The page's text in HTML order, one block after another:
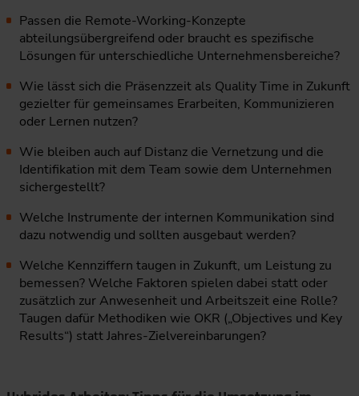
Passen die Remote-Working-Konzepte
abteilungsübergreifend oder braucht es spezifische
Lösungen für unterschiedliche Unternehmensbereiche?
Wie lässt sich die Präsenzzeit als Quality Time in Zukunft
gezielter für gemeinsames Erarbeiten, Kommunizieren
oder Lernen nutzen?
Wie bleiben auch auf Distanz die Vernetzung und die
Identifikation mit dem Team sowie dem Unternehmen
sichergestellt?
Welche Instrumente der internen Kommunikation sind
dazu notwendig und sollten ausgebaut werden?
Welche Kennziffern taugen in Zukunft, um Leistung zu
bemessen? Welche Faktoren spielen dabei statt oder
zusätzlich zur Anwesenheit und Arbeitszeit eine Rolle?
Taugen dafür Methodiken wie OKR („Objectives und Key
Results“) statt Jahres-Zielvereinbarungen?